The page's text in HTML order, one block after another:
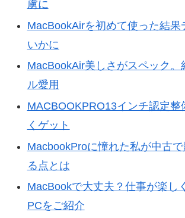
虜に
MacBookAirを初めて使った結果
いかに
MacBookAir美しさがスペック。
ル愛用
MACBOOKPRO13インチ認定整
くゲット
MacbookProに憧れた私が中古
る点とは
MacBookで大丈夫？仕事が楽し
PCをご紹介